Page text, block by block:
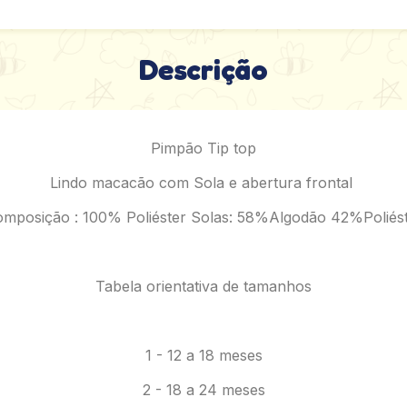
Descrição
Pimpão Tip top
Lindo macacão com Sola e abertura frontal
: 100% Poliéster Solas: 58%Algodão
Tabela orientativa de tamanhos
1 - 12 a 18 meses
2 - 18 a 24 meses